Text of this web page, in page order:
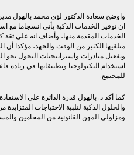
واوضح سعادة الدكتور لؤي محمد بالهول
ان توفير الخدمات الذكية يأتي انسجاما مع
الخدمات المقدمة منها، وأضاف انه على
متلقيها الكثير من الوقت والجهد، مؤكدا أن
وتفعيل مبادرات واستراتيجيات التحول نحو
استخدام التكنولوجيا وتطبيقاتها في زيادة
للمجتمع.
كما أكد د. بالهول قدرة الدائرة على
والحلول الذكية لتلبية الاحتياجات
ومزاولي المهن القانونية من المحامين